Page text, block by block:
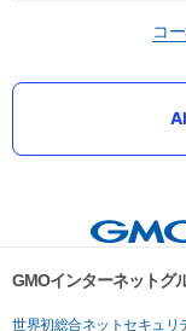
コ
GMOインターネットグ
世界初総合ネットセキュリ